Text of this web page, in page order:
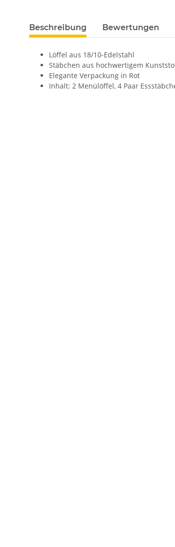
Beschreibung Bewertungen
Löffel aus 18/10-Edelstahl
Stäbchen aus hochwertigem
Elegante Verpackung in Rot
Inhalt: 2 Menülöffel, 4 Paar